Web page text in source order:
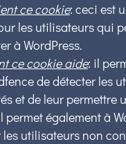
ce cookie: ceci est
les utilisateurs qui
à WordPress.
ce cookie aide: il
de détecter les
et de leur permettre
également à
les utilisateurs non